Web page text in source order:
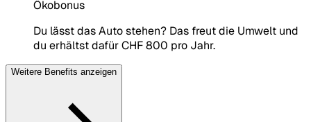
Ökobonus
Du lässt das Auto stehen? Das freut die Umwelt und
du erhältst dafür CHF 800 pro Jahr.
Weitere Benefits anzeigen